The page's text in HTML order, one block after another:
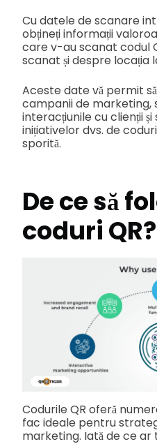
Cu datele de scanare
obțineți informații
care v-au scanat codul
scanat și despre locația
Aceste date vă permit
campanii de marketing,
interacțiunile cu clienții
inițiativelor dvs. de
sporită.
De ce să
coduri QR?
Codurile QR oferă
fac ideale pentru
marketing. Iată de ce ar